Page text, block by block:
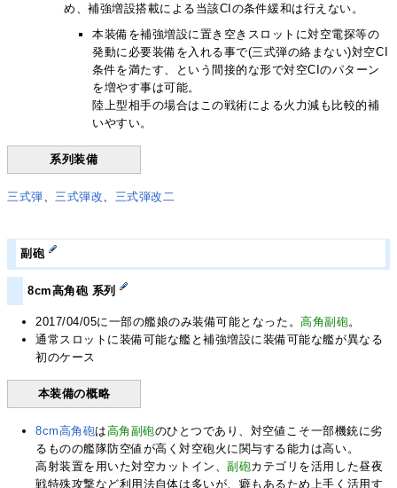
め、補強増設搭載による当該CIの条件緩和は行えない。
本装備を補強増設に置き空きスロットに対空電探等の
発動に必要装備を入れる事で(三式弾の絡まない)対空CI
条件を満たす、という間接的な形で対空CIのパターン
を増やす事は可能。
陸上型相手の場合はこの戦術による火力減も比較的補
いやすい。
系列装備
三式弾 三式弾改 三式弾改二
副砲
8cm高角砲 系列
2017/04/05に一部の艦娘のみ装備可能となった。高角副砲。
通常スロットに装備可能な艦と補強増設に装備可能な艦が異なる
初のケース
本装備の概略
8cm高角砲は高角副砲のひとつであり、対空値こそ一部機銃に劣
るものの艦隊防空値が高く対空砲火に関与する能力は高い。
高射装置を用いた対空カットイン、副砲カテゴリを活用した昼夜
戦特殊攻撃など利用法自体は多いが、癖もあるため上手く活用す